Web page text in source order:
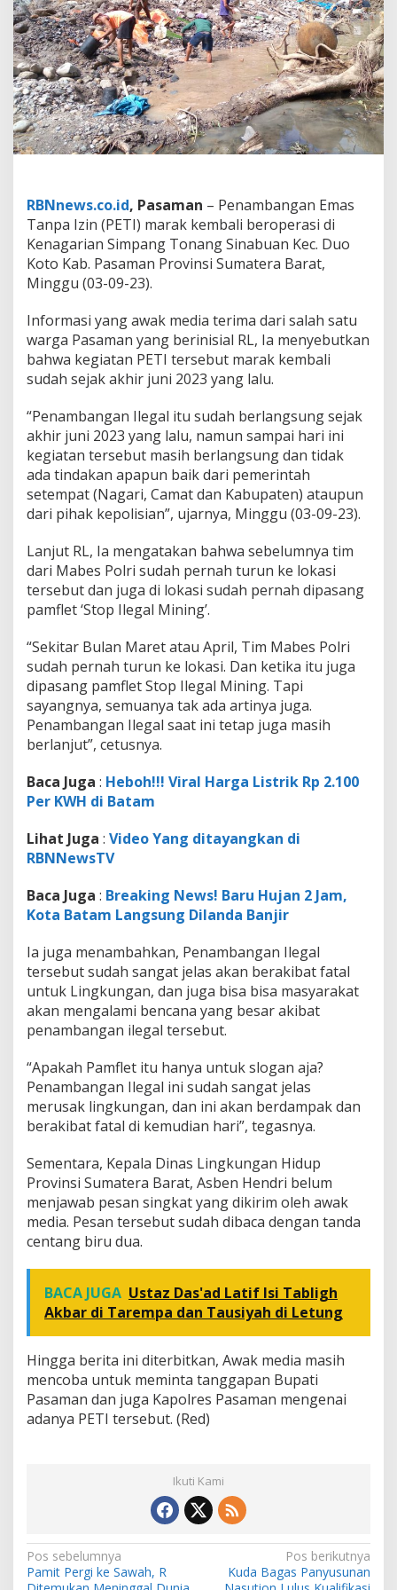
b
a
l
i
d
i
P
a
s
a
,
K
e
p
s
a
n
&
n
a
s
L
H
K
i
m
i
n
t
S
g
e
r
a
t
d
RBNnews.co.id, Pasaman – Penambangan Emas
Tanpa Izin (PETI) marak kembali beroperasi di
Kenagarian Simpang Tonang Sinabuan Kec. Duo
Koto Kab. Pasaman Provinsi Sumatera Barat,
Minggu (03-09-23).
Informasi yang awak media terima dari salah satu
warga Pasaman yang berinisial RL, Ia menyebutkan
bahwa kegiatan PETI tersebut marak kembali
sudah sejak akhir juni 2023 yang lalu.
“Penambangan Ilegal itu sudah berlangsung sejak
akhir juni 2023 yang lalu, namun sampai hari ini
kegiatan tersebut masih berlangsung dan tidak
ada tindakan apapun baik dari pemerintah
setempat (Nagari, Camat dan Kabupaten) ataupun
dari pihak kepolisian”, ujarnya, Minggu (03-09-23).
Lanjut RL, Ia mengatakan bahwa sebelumnya tim
dari Mabes Polri sudah pernah turun ke lokasi
tersebut dan juga di lokasi sudah pernah dipasang
pamflet ‘Stop Ilegal Mining’.
“Sekitar Bulan Maret atau April, Tim Mabes Polri
sudah pernah turun ke lokasi. Dan ketika itu juga
dipasang pamflet Stop Ilegal Mining. Tapi
sayangnya, semuanya tak ada artinya juga.
Penambangan Ilegal saat ini tetap juga masih
berlanjut”, cetusnya.
Baca Juga : Heboh!!! Viral Harga Listrik Rp 2.100
Per KWH di Batam
Lihat Juga : Video Yang ditayangkan di
RBNNewsTV
Baca Juga : Breaking News! Baru Hujan 2 Jam,
Kota Batam Langsung Dilanda Banjir
Ia juga menambahkan, Penambangan Ilegal
tersebut sudah sangat jelas akan berakibat fatal
untuk Lingkungan, dan juga bisa bisa masyarakat
akan mengalami bencana yang besar akibat
penambangan ilegal tersebut.
“Apakah Pamflet itu hanya untuk slogan aja?
Penambangan Ilegal ini sudah sangat jelas
merusak lingkungan, dan ini akan berdampak dan
berakibat fatal di kemudian hari”, tegasnya.
Sementara, Kepala Dinas Lingkungan Hidup
Provinsi Sumatera Barat, Asben Hendri belum
menjawab pesan singkat yang dikirim oleh awak
media. Pesan tersebut sudah dibaca dengan tanda
centang biru dua.
BACA JUGA Ustaz Das'ad Latif Isi Tabligh
Akbar di Tarempa dan Tausiyah di Letung
Hingga berita ini diterbitkan, Awak media masih
mencoba untuk meminta tanggapan Bupati
Pasaman dan juga Kapolres Pasaman mengenai
adanya PETI tersebut. (Red)
Ikuti Kami
N
Pos sebelumnya
Pamit Pergi ke Sawah, R
Pos berikutnya
Kuda Bagas Panyusunan